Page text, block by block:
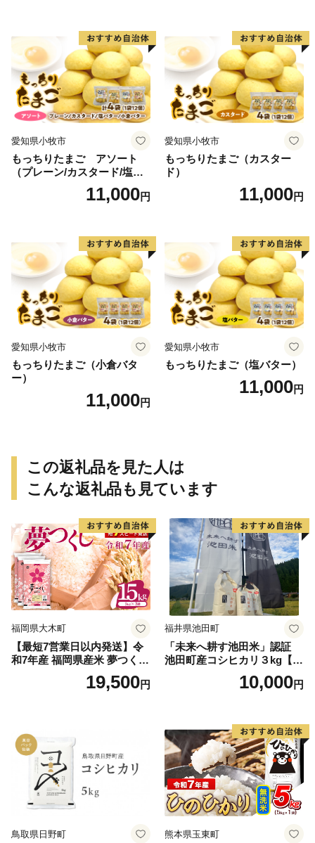
愛知県小牧市
もっちりたまご アソート
（プレーン/カスタード/塩バ
ター/小倉バター）11,000円
愛知県小牧市
もっちりたまご（カスター
ド）
11,000円
愛知県小牧市
もっちりたまご（小倉バタ
ー）
11,000円
愛知県小牧市
もっちりたまご（塩バター）
11,000円
この返礼品を見た人は
こんな返礼品も見ています
福岡県大木町
【最短7営業日以内発送】令
和7年産 福岡県産米 夢つくし
15kg 精米 ※北海道・沖縄・
19,500円
福井県池田町
「未来へ耕す池田米」認証
池田町産コシヒカリ３kg【お
1人様につき３セットまで】
10,000円
鳥取県日野町 熊本県玉東町